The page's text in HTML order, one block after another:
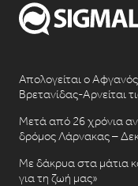
Απολογείται ο
Βρετανίδας-Αρνείται
Μετά από 26 χρόνια
δρόμος Λάρνακας –
Με δάκρυα στα μάτια
για τη ζωή μας»